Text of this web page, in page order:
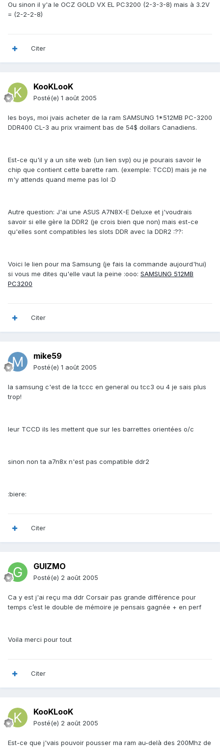
Ou sinon il y'a le OCZ GOLD VX EL PC3200 (2-3-3-8) mais à 3.2V
= (2-2-2-8)
Citer
KooKLooK
Posté(e) 1 août 2005
les boys, moi jvais acheter de la ram SAMSUNG 1*512MB PC-3200
DDR400 CL-3 au prix vraiment bas de 54$ dollars Canadiens.
Est-ce qu'il y a un site web (un lien svp) ou je pourais savoir le
chip que contient cette barette ram. (exemple: TCCD) mais je ne
m'y attends quand meme pas lol :D
Autre question: J'ai une ASUS A7N8X-E Deluxe et j'voudrais
savoir si elle gère la DDR2 (je crois bien que non) mais est-ce
qu'elles sont compatibles les slots DDR avec la DDR2 :??:
Voici le lien pour ma Samsung (je fais la commande aujourd'hui)
si vous me dites qu'elle vaut la peine :ooo: SAMSUNG 512MB
PC3200
Citer
mike59
Posté(e) 1 août 2005
la samsung c'est de la tccc en general ou tcc3 ou 4 je sais plus
trop!
leur TCCD ils les mettent que sur les barrettes orientées o/c
sinon non ta a7n8x n'est pas compatible ddr2
:biere:
Citer
GUIZMO
Posté(e) 2 août 2005
Ca y est j'ai reçu ma ddr Corsair pas grande différence pour
temps c’est le double de mémoire je pensais gagnée + en perf
Voila merci pour tout
Citer
KooKLooK
Posté(e) 2 août 2005
Est-ce que j'vais pouvoir pousser ma ram au-delà des 200Mhz de